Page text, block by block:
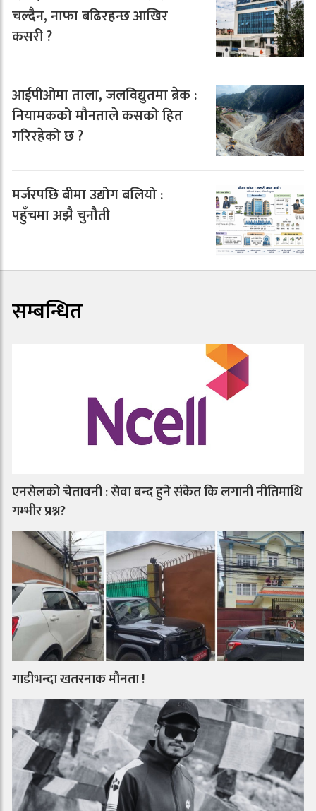
चल्दैन, नाफा बढिरहन्छ आखिर
कसरी ?
आईपीओमा ताला, जलविद्युतमा ब्रेक :
नियामकको मौनताले कसको हित
गरिरहेको छ ?
मर्जरपछि बीमा उद्योग बलियो :
पहुँचमा अझै चुनौती
सम्बन्धित
एनसेलको चेतावनी : सेवा बन्द हुने संकेत कि लगानी नीतिमाथि
गम्भीर प्रश्न?
गाडीभन्दा खतरनाक मौनता !